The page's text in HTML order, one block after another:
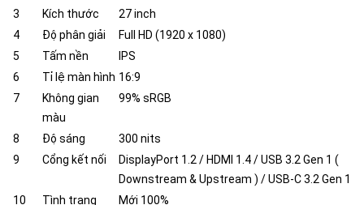
3
Kích thước
27 inch
4
Độ phân giải
Full HD (1920 x 1080)
5
Tấm nền
IPS
6
Tỉ lệ màn hình 16:9
7
Không gian
màu
99% sRGB
8 Độ sáng
300 nits
9
Cổng kết nối
DisplayPort 1.2 / HDMI 1.4 / USB 3.2 Gen 1 (
Downstream & Upstream ) / USB-C 3.2 Gen 1
10
Tình trạng
Mới 100%